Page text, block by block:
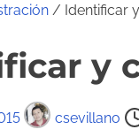
/ Identificar
y
csevillano